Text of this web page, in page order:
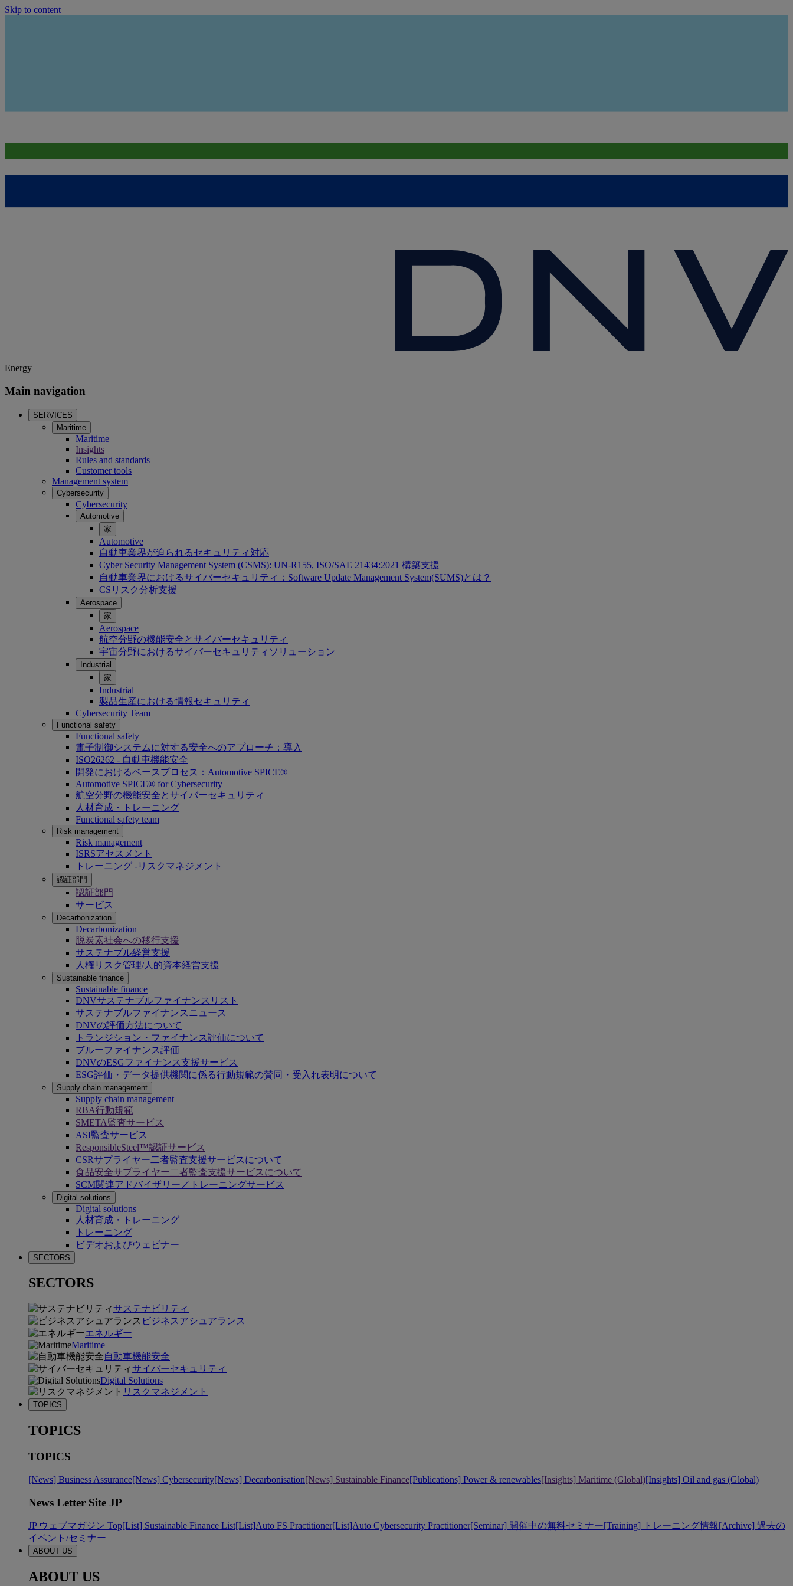
Skip to content
Energy
Main navigation
SERVICES
Maritime
Maritime
Insights
Rules and standards
Customer tools
Management system
Cybersecurity
Cybersecurity
Automotive
家
Automotive
自動車業界が迫られるセキュリティ対応
Cyber Security Management System (CSMS): UN-R155, ISO/SAE 21434:2021 構築支援
自動車業界におけるサイバーセキュリティ：Software Update Management System(SUMS)とは？
CSリスク分析支援
Aerospace
家
Aerospace
航空分野の機能安全とサイバーセキュリティ
宇宙分野におけるサイバーセキュリティソリューション
Industrial
家
Industrial
製品生産における情報セキュリティ
Cybersecurity Team
Functional safety
Functional safety
電子制御システムに対する安全へのアプローチ：導入
ISO26262 - 自動車機能安全
開発におけるベースプロセス：Automotive SPICE®
Automotive SPICE® for Cybersecurity
航空分野の機能安全とサイバーセキュリティ
人材育成・トレーニング
Functional safety team
Risk management
Risk management
ISRSアセスメント
トレーニング -リスクマネジメント
認証部門
認証部門
サービス
Decarbonization
Decarbonization
脱炭素社会への移行支援
サステナブル経営支援
人権リスク管理/人的資本経営支援
Sustainable finance
Sustainable finance
DNVサステナブルファイナンスリスト
サステナブルファイナンスニュース
DNVの評価方法について
トランジション・ファイナンス評価について
ブルーファイナンス評価
DNVのESGファイナンス支援サービス
ESG評価・データ提供機関に係る行動規範の賛同・受入れ表明について
Supply chain management
Supply chain management
RBA行動規範
SMETA監査サービス
ASI監査サービス
ResponsibleSteel™認証サービス
CSRサプライヤー二者監査支援サービスについて
食品安全サプライヤー二者監査支援サービスについて
SCM関連アドバイザリー／トレーニングサービス
Digital solutions
Digital solutions
人材育成・トレーニング
トレーニング
ビデオおよびウェビナー
SECTORS
SECTORS
サステナビリティ
ビジネスアシュアランス
エネルギー
Maritime
自動車機能安全
サイバーセキュリティ
Digital Solutions
リスクマネジメント
TOPICS
TOPICS
TOPICS
[News] Business Assurance[News] Cybersecurity[News] Decarbonisation[News] Sustainable Finance[Publications] Power & renewables[Insights] Maritime (Global)[Insights] Oil and gas (Global)
News Letter Site JP
JP ウェブマガジン Top[List] Sustainable Finance List[List]Auto FS Practitioner[List]Auto Cybersecurity Practitioner[Seminar] 開催中の無料セミナー[Training] トレーニング情報[Archive] 過去の
イベント/セミナー
ABOUT US
ABOUT US